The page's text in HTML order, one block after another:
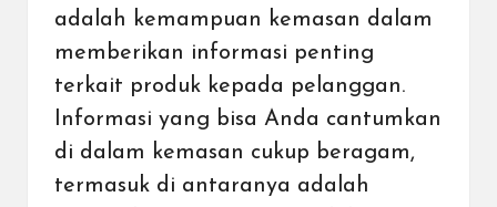
adalah kemampuan kemasan dalam
memberikan informasi penting
terkait produk kepada pelanggan.
Informasi yang bisa Anda cantumkan
di dalam kemasan cukup beragam,
termasuk di antaranya adalah